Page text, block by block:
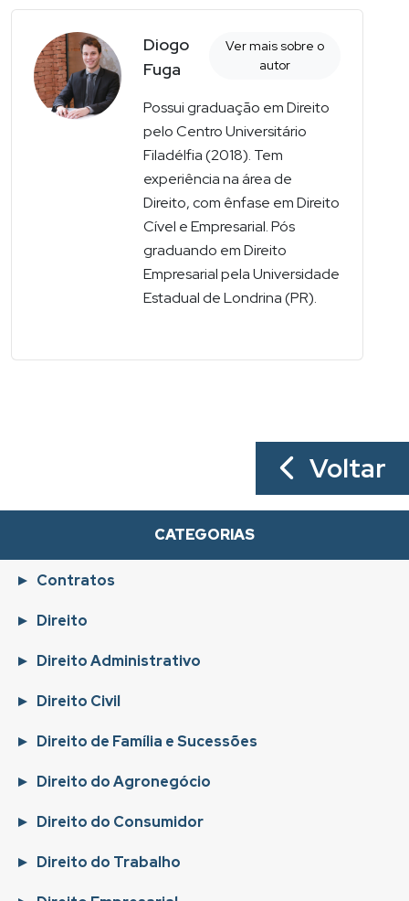
Diogo
Fuga
Ver mais sobre o
autor
Possui graduação em Direito
pelo Centro Universitário
Filadélfia (2018). Tem
experiência na área de
Direito, com ênfase em Direito
Cível e Empresarial. Pós
graduando em Direito
Empresarial pela Universidade
Estadual de Londrina (PR).
Voltar
CATEGORIAS
Contratos
Direito
Direito Administrativo
Direito Civil
Direito de Família e Sucessões
Direito do Agronegócio
Direito do Consumidor
Direito do Trabalho